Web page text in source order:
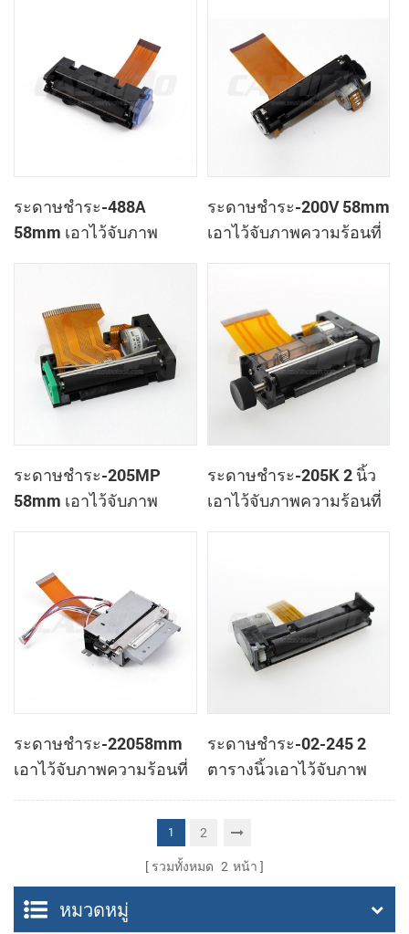
ระดาษชำระ-488A
58mm เอาไว้จับภาพ
ระดาษชำระ-200V 58mm
เอาไว้จับภาพความร้อนที่
ระดาษชำระ-205MP
58mm เอาไว้จับภาพ
ระดาษชำระ-205K 2 นิ้ว
เอาไว้จับภาพความร้อนที่
ระดาษชำระ-22058mm
เอาไว้จับภาพความร้อนที่
เครื่องพิมพ์กลไกของมัน
ระดาษชำระ-02-245 2
ตารางนิ้วเอาไว้จับภาพ
ความร้อนที่เครื่องพิมพ์
1 2
รวมทั้งหมด 2 หน้า
หมวดหมู่